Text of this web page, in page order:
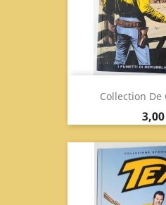
Collection De
Prix